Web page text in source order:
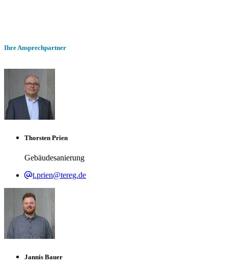
Ihre Ansprechpartner
Thorsten Prien
Gebäudesanierung
t.prien@tereg.de
Jannis Bauer